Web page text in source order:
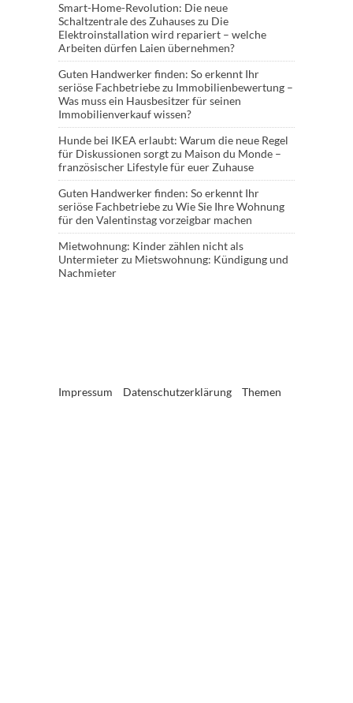
Smart-Home-Revolution: Die neue
Schaltzentrale des Zuhauseszu Die
Elektroinstallation wird repariert – welche
Arbeiten dürfen Laien übernehmen?
Guten Handwerker finden: So erkennt Ihr
seriöse Fachbetriebezu Immobilienbewertung –
Was muss ein Hausbesitzer für seinen
Immobilienverkauf wissen?
Hunde bei IKEA erlaubt: Warum die neue Regel
für Diskussionen sorgtzu Maison du Monde –
französischer Lifestyle für euer Zuhause
Guten Handwerker finden: So erkennt Ihr
seriöse Fachbetriebezu Wie Sie Ihre Wohnung
für den Valentinstag vorzeigbar machen
Mietwohnung: Kinder zählen nicht als
Untermieterzu Mietswohnung: Kündigung und
Nachmieter
Impressum Datenschutzerklärung Themen